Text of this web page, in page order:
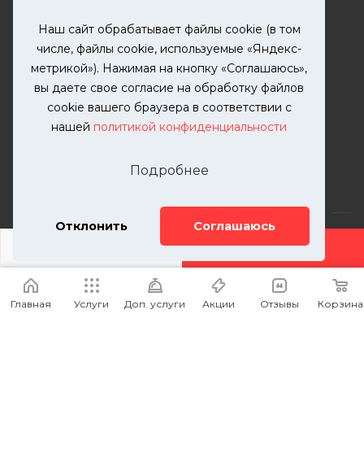
Наш сайт обрабатывает файлы cookie (в том
числе, файлы cookie, используемые «Яндекс-
метрикой»). Нажимая на кнопку «Соглашаюсь»,
вы даете свое согласие на обработку файлов
cookie вашего браузера в соответствии с
нашей политикой конфиденциальности
Подробнее
Отклонить Соглашаюсь
ДОБАВИТЬ УСЛУГУ
+7 (499) 302-00-57 ЗАКАЗАТЬ ЗВОНОК
zakaz@kutuzovv.ru
г. Москва, Краснобогатырская
автомобилей. Вся информация на сайте – собственность
ООО "КУТУЗОВВ"
Главная Услуги Доп. услуги Акции Отзывы Корзина